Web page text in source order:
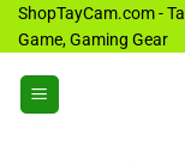
Bỏ
qua
nội
dung
ShopTayCam.com -
Game, Gaming Gear